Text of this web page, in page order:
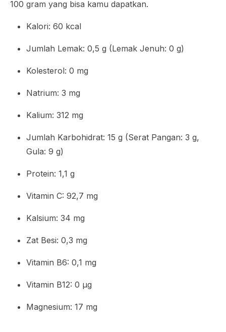
100 gram yang bisa kamu dapatkan.
Kalori: 60 kcal
Jumlah Lemak: 0,5 g (Lemak Jenuh: 0 g)
Kolesterol: 0 mg
Natrium: 3 mg
Kalium: 312 mg
Jumlah Karbohidrat: 15 g (Serat Pangan: 3 g,
Gula: 9 g)
Protein: 1,1 g
Vitamin C: 92,7 mg
Kalsium: 34 mg
Zat Besi: 0,3 mg
Vitamin B6: 0,1 mg
Vitamin B12: 0 µg
Magnesium: 17 mg